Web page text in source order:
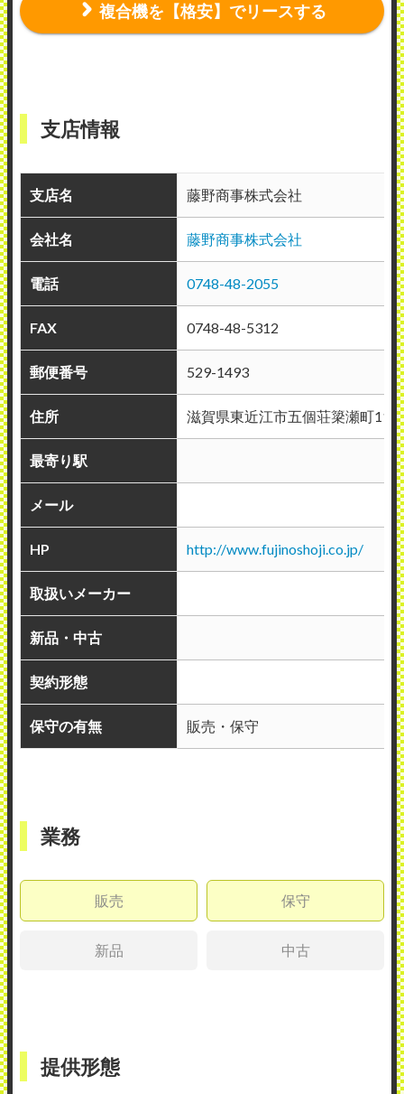
複合機を【格安】でリースする
支店情報
支店名 藤野商事株式会社
会社名 藤野商事株式会社
電話 0748-48-2055
FAX 0748-48-5312
郵便番号 529-1493
住所 滋賀県東近江市五個荘簗瀬町11-3
最寄り駅
メール
HP http://www.fujinoshoji.co.jp/
取扱いメーカー
新品・中古
契約形態
保守の有無 販売・保守
業務
販売 保守
新品 中古
提供形態